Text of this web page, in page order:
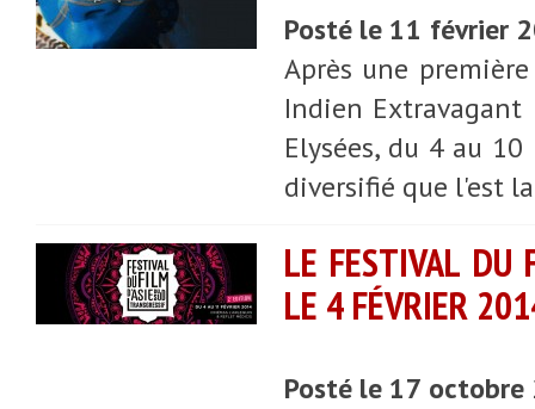
Posté le 11 février
Après une
Indien Extravagant
Elysées, du 4 au
diversifié que l'est
LE FESTIVAL DU
LE 4 FÉVRIER
Posté le 17